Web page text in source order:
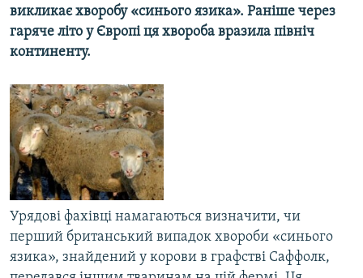
ФОТО
СПЕЦПРОЄКТИ
КРИМ РЕАЛІЇ
РУС
УКР
КТАТ
ДОЛУЧАЙСЯ!
викликає хворобу «синього язика». Раніше через
гаряче літо у Європі ця хвороба вразила північ
континенту.
Урядові фахівці намагаються визначити, чи
перший британський випадок хвороби «синього
язика», знайдений у корови в графстві Саффолк,